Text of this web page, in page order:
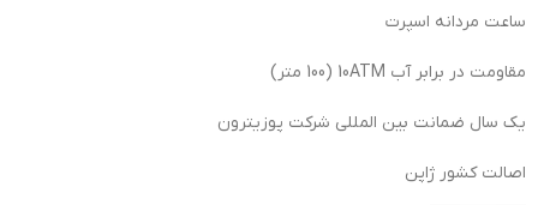
ساعت مردانه اسپرت
مقاومت در برابر آب 10ATM (100 متر)
یک سال ضمانت بین المللی شرکت پوزیترون
اصالت کشور ژاپن